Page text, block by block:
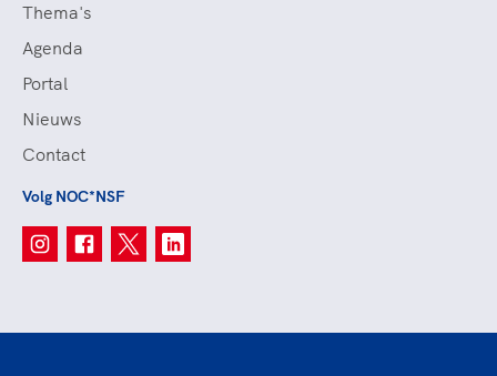
Thema's
Agenda
Portal
Nieuws
Contact
Volg NOC*NSF